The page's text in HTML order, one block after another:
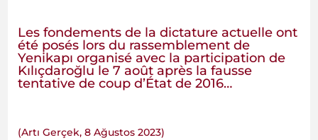
Les fondements de la dictature actuelle ont
été posés lors du rassemblement de
Yenikapı organisé avec la participation de
Kılıçdaroğlu le 7 août après la fausse
tentative de coup d’État de 2016…
(Artı Gerçek, 8 Ağustos 2023)